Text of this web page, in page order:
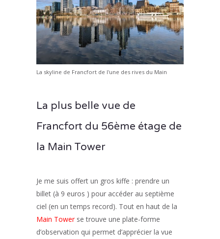
La skyline de Francfort de l'une des rives du Main
La plus belle vue de
Francfort du 56ème étage de
la Main Tower
Je me suis offert un gros kiffe : prendre un
billet (à 9 euros ) pour accéder au septième
ciel (en un temps record). Tout en haut de la
Main Towerse trouve une plate-forme
d’observation qui permet d’apprécier la vue